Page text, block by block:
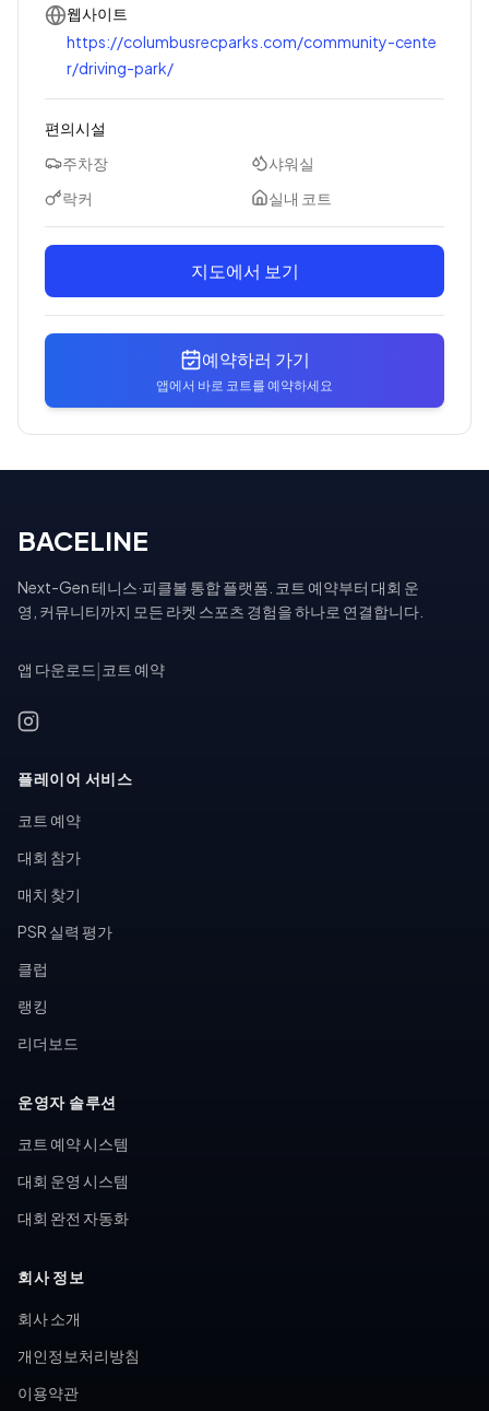
웹사이트
https://columbusrecparks.com/community-cente
r/driving-park/
편의시설
주차장
샤워실
락커
실내 코트
지도에서 보기
예약하러 가기
앱에서 바로 코트를 예약하세요
BACELINE
Next-Gen 테니스·피클볼 통합 플랫폼. 코트 예약부터 대회 운
영, 커뮤니티까지 모든 라켓 스포츠 경험을 하나로 연결합니다.
앱 다운로드 코트 예약
플레이어 서비스
코트 예약
대회 참가
매치 찾기
PSR 실력 평가
클럽
랭킹
리더보드
운영자 솔루션
코트 예약 시스템
대회 운영 시스템
대회 완전 자동화
회사 정보
회사 소개
개인정보처리방침
이용약관